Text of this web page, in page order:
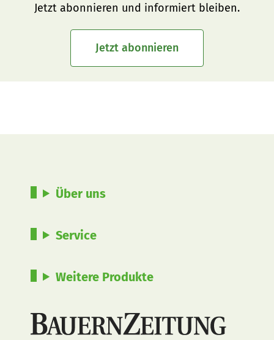
Jetzt abonnieren und informiert bleiben.
Jetzt abonnieren
Über uns
Service
Weitere Produkte